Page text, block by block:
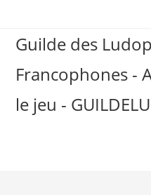
contentGuilde des
Francophones -
le jeu -